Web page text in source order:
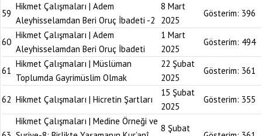
59
Hikmet Çalışmaları | Adem
Aleyhisselamdan Beri Oruç İbadeti -2
8 Mart
2025
Gösterim: 396
60
Hikmet Çalışmaları | Adem
Aleyhisselamdan Beri Oruç İbadeti
1 Mart
2025
Gösterim: 494
61
Hikmet Çalışmaları | Müslüman
Toplumda Gayrimüslim Olmak
22 Şubat
2025
Gösterim: 361
62 Hikmet Çalışmaları | Hicretin Şartları
15 Şubat
2025
Gösterim: 355
Hikmet Çalışmaları | Medine Örneği ve
8 Şubat